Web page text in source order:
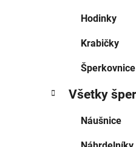
Hodinky
Krabičky
Šperkovnice
Všetky
Náušnice